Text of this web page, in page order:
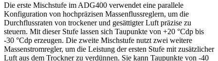
Die erste Mischstufe im ADG400 verwendet eine parallele
Konfiguration von hochpräzisen Massenflussreglern, um die
Durchflussraten von trockener und gesättigter Luft präzise zu
steuern. Mit dieser Stufe lassen sich Taupunkte von +20 °Cdp bis
-30 °Cdp erzeugen. Die zweite Mischstufe nutzt zwei weitere
Massenstromregler, um die Leistung der ersten Stufe mit zusätzlicher
Luft aus dem Trockner zu verdünnen. Sie kann Taupunkte von -40